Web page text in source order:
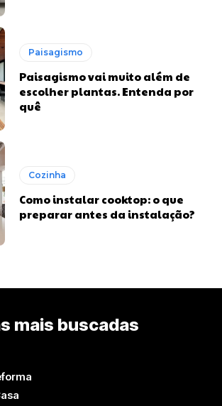
Paisagismo
Paisagismo vai muito além de
escolher plantas. Entenda por
quê
Cozinha
Como instalar cooktop: o que
preparar antes da instalação?
mais buscadas